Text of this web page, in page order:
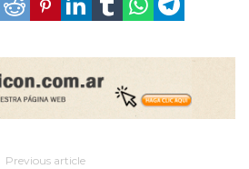
Previous article